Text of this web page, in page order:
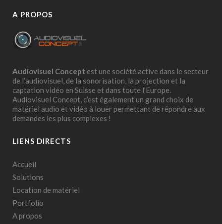
A PROPOS
Audiovisuel Concept est une société active dans le secteur
de l’audiovisuel, de la sonorisation, la projection et la
captation vidéo en Suisse et dans toute l’Europe.
Audiovisuel Concept, c’est également un grand choix de
matériel audio et vidéo à louer permettant de répondre aux
demandes les plus complexes !
LIENS DIRECTS
Accueil
Solutions
Location de matériel
Portfolio
A propos